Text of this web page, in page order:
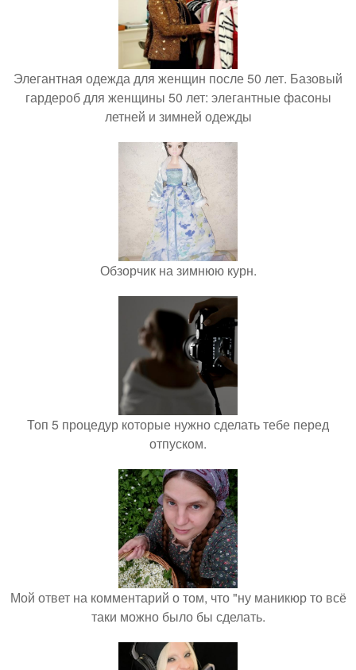
Элегантная одежда для женщин после 50 лет. Базовый
гардероб для женщины 50 лет: элегантные фасоны
летней и зимней одежды
Обзорчик на зимнюю курн.
Топ 5 процедур которые нужно сделать тебе перед
отпуском.
Мой ответ на комментарий о том, что "ну маникюр то всё
таки можно было бы сделать.